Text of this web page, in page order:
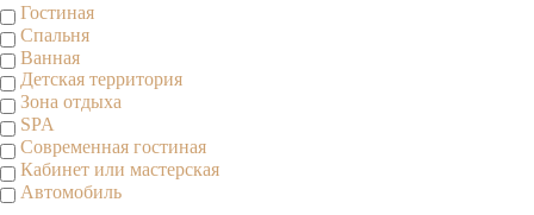
Гостиная
Спальня
Ванная
Детская территория
Зона отдыха
SPA
Современная гостиная
Кабинет или мастерская
Автомобиль